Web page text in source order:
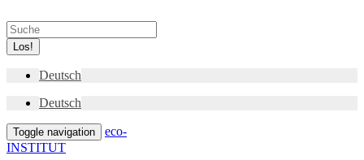
Los!
Deutsch
Deutsch
Toggle navigation
eco-
INSTITUT